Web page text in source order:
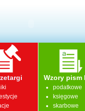
Wzory pism
podatkowe
księgowe
skarbowe